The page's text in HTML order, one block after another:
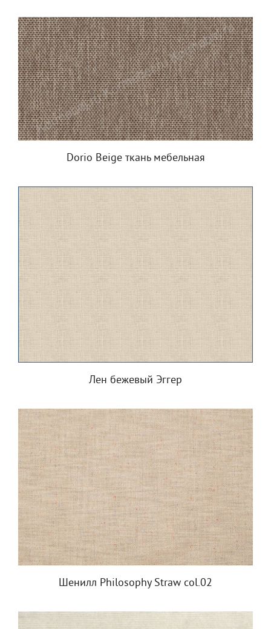
Dorio Beige ткань мебельная
Лен бежевый Эггер
Шенилл Philosophy Straw col.02